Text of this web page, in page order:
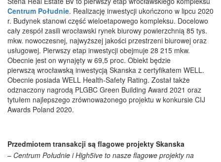
Centrum Południe. Realizację inwestycji ukończono w lipcu 2020
r. Budynek stanowi część wieloetapowego kompleksu. Docelowo
cały zespół zasili wrocławski rynek biurowy powierzchnią 85 tys.
mkw. nowoczesnej, najwyższej jakości przestrzeni biurowej oraz
usługowej. Pierwszy etap inwestycji obejmuje 28 215 mkw.
Obecnie jest on wynajęty w 69,5 proc. Obiekt będzie
pierwszą wrocławską inwestycją Skanska z certyfikatem WELL.
Obecnie posiada WELL Health-Safety Rating. Został także
odznaczony nagrodą PLGBC Green Building Award 2021 oraz
tytułem najlepszego zrównoważonego projektu w konkursie CIJ
Awards Poland 2020.
Przedmiotem transakcji są flagowe projekty Skanska
– Centrum Południe i High5ive to nasze flagowe projekty na